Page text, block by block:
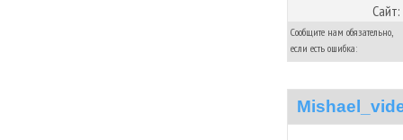
Сайт:
Сообщите нам обязательно,
если есть ошибка: